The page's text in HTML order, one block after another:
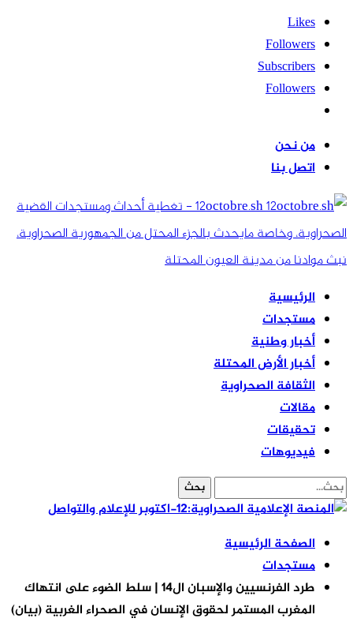
Likes
Followers
Subscribers
Followers
من نحن
اتصل بنا
12octobre.sh - تغطية أحداث ومستجدات القضية
الصحراوية، وخاصة مايحدث بالجزء المحتل من الجمهورية الصحراوية،
نبث موادنا من مدينة العيون المحتلة
الرئيسية
مستجدات
أخبار وطنية
أخبار الأرض المحتلة
الثقافة الصحراوية
مقالات
تحقيقات
فيديوهات
الصفحة الرئيسية
مستجدات
طرد الفرنسيين والإسبان ال14 | سلط الضوء على انتهاك
المغرب المستمر لحقوق الإنسان في الصحراء الغربية (بيان)